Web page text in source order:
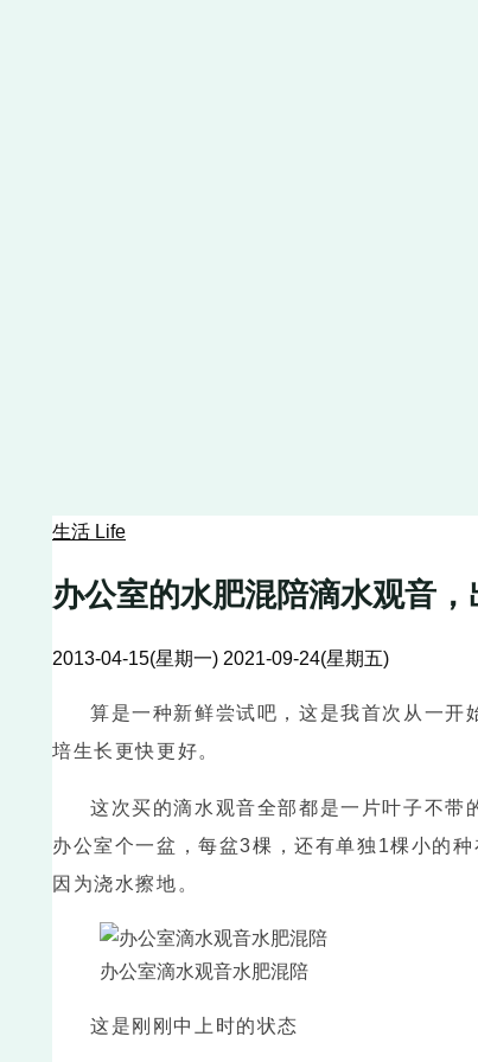
生活 Life
办公室的水肥混陪滴水观音
2013-04-15(星期一) 2021-09-24(星期五)
算是一种新鲜尝试吧，这是我首次从一开
培生长更快更好。
这次买的滴水观音全部都是一片叶子不带
办公室个一盆，每盆3棵，还有单独1棵小的
因为浇水擦地。
办公室滴水观音水肥混陪
这是刚刚中上时的状态